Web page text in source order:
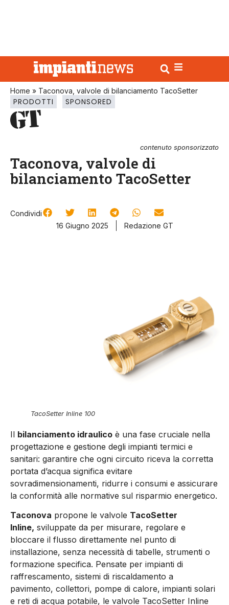
Home » Taconova, valvole di bilanciamento TacoSetter
PRODOTTI SPONSORED
contenuto sponsorizzato
Taconova, valvole di
bilanciamento TacoSetter
Condividi
16 Giugno 2025
Redazione GT
TacoSetter Inline 100
Il bilanciamento idraulico è una fase cruciale nella
progettazione e gestione degli impianti termici e
sanitari: garantire che ogni circuito riceva la corretta
portata d’acqua significa evitare
sovradimensionamenti, ridurre i consumi e assicurare
la conformità alle normative sul risparmio energetico.
Taconova propone le valvole TacoSetter
Inline, sviluppate da per misurare, regolare e
bloccare il flusso direttamente nel punto di
installazione, senza necessità di tabelle, strumenti o
formazione specifica. Pensate per impianti di
raffrescamento, sistemi di riscaldamento a
pavimento, collettori, pompe di calore, impianti solari
e reti di acqua potabile, le valvole TacoSetter Inline